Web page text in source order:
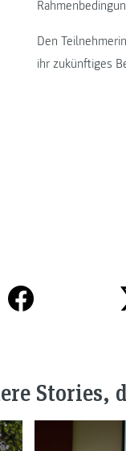
Den
ihr zukünftiges
Stories,